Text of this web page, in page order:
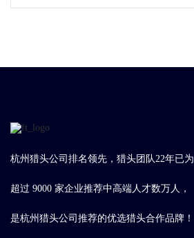
杭州猎头公司排名领先，猎头团队22年已为
超过 9000 家企业推荐中高端人才数万人，
是杭州猎头公司推荐的优选猎头合作品牌！